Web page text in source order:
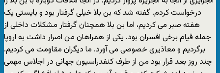
درخواست کردم. گفته شد که بن بلا خیلی گرفتار بود و بایستی یک
هفته صبر می کردیم، اما بن بلا همچنان گرفتار مشکلات داخلی از
جمله قیام برخی افسران بود. یکی از همراهان من اصرار داشت به اروپا
برگردیم و معاذیری خصوصی می آورد. ما دیگران مقاومت می کردیم.
چند روز بعد قرار بود من از طرف کنفدراسیون جهانی در اجلاس مهمی